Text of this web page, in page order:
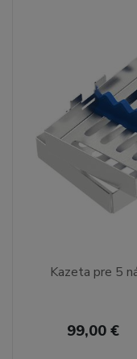
Kazeta pre 5
99,00 €